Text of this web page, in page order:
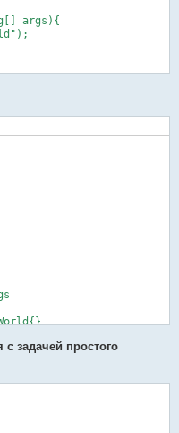
args){
[]string) {
задачей простого